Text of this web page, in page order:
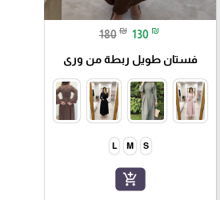
180 ₪ 130 ₪
فستان طويل ربطة من ورى
S
M
L
add_shopping_cart